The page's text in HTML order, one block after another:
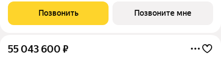
западе Москвы от специализированного застройщика
«Сияние». Комплекс расположен всего
Позвонить Позвоните мне
55 043 600 ₽